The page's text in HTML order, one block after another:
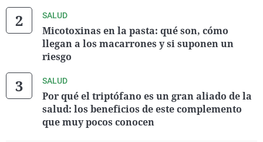
SALUD
Micotoxinas en la pasta: qué son, cómo
llegan a los macarrones y si suponen un
riesgo
SALUD
Por qué el triptófano es un gran aliado de la
salud: los beneficios de este complemento
que muy pocos conocen